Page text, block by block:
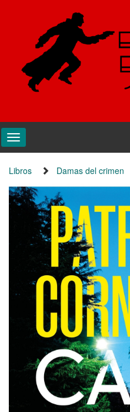
Libros Damas del crimen